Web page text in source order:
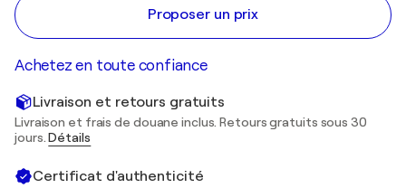
Proposer un prix
Achetez en toute confiance
Livraison et retours gratuits
Livraison et frais de douane inclus. Retours gratuits sous 30
jours.Détails
Certificat d'authenticité